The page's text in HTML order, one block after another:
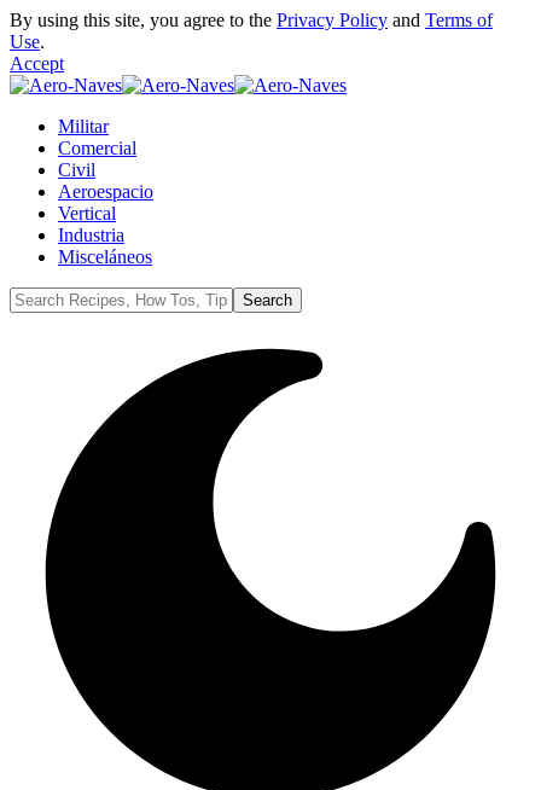
By using this site, you agree to the Privacy Policy and Terms of
Use.
Accept
Militar
Comercial
Civil
Aeroespacio
Vertical
Industria
Misceláneos